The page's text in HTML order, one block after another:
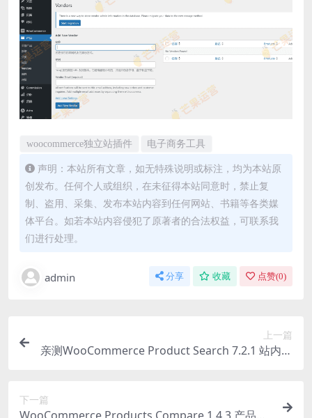
woocommerce独立站插件 电子商务工具
声明：本站所有文章，如无特殊说明或标注，均为本站原
创发布。任何个人或组织，在未征得本站同意时，禁止复
制、盗用、采集、发布本站内容到任何网站、书籍等各类媒
体平台。如若本站内容侵犯了原著者的合法权益，可联系我
们进行处理。
admin 分享 收藏 点赞(0)
上一篇
亲测WooCommerce Product Search 7.2.1 站内产
下一篇
WooCommerce Products Compare 1.4.3 产品比